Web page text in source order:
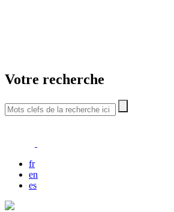
Votre recherche
fr
en
es